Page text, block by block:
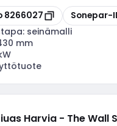
8266027 Kopioi
Sonepar-
seinämalli
mm
Harvia - The Wall